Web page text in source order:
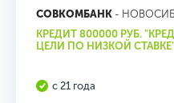
СОВКОМБАНК -
КРЕДИТ 800000 РУБ.
ЦЕЛИ ПО НИЗКОЙ
с 21 года